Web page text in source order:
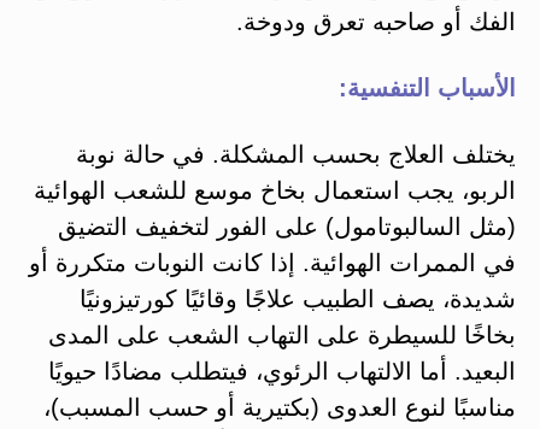
الفك أو صاحبه تعرق ودوخة.
الأسباب التنفسية:
يختلف العلاج بحسب المشكلة. في حالة نوبة
الربو، يجب استعمال بخاخ موسع للشعب الهوائية
(مثل السالبوتامول) على الفور لتخفيف التضيق
في الممرات الهوائية. إذا كانت النوبات متكررة أو
شديدة، يصف الطبيب علاجًا وقائيًا كورتيزونيًا
بخاخًا للسيطرة على التهاب الشعب على المدى
البعيد. أما الالتهاب الرئوي، فيتطلب مضادًا حيويًا
مناسبًا لنوع العدوى (بكتيرية أو حسب المسبب)،